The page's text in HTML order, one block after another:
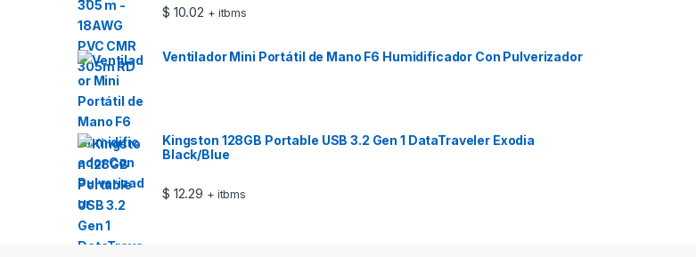
$ 10.02 + itbms
Ventilador Mini Portátil de Mano F6 Humidificador Con Pulverizador
Kingston 128GB Portable USB 3.2 Gen 1 DataTraveler Exodia
Black/Blue
$ 12.29 + itbms